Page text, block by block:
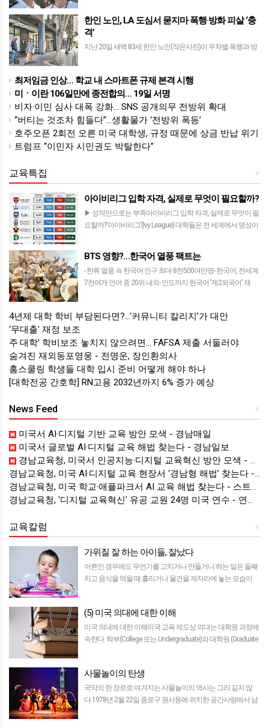
한인 노인, LA 도심서 묻지마 폭행·방화 피살 ‘충
격’
지난 20일 새벽 83세 한인 노인(작은사진)이 무차별 폭행과 방
흑인 노숙자가 무…
최저임금 인상… 학교 내 스마트폰 규제 본격 시행
미ㆍ이란 106일만에 종전합의… 19일 서명
비자·이민 심사 대폭 강화… SNS 공개의무 전방위 확대
“버티는 것조차 힘들다”…생활물가 ‘전방위 폭등’
호주오픈 2회전 오른 미국 대학생, 규정 때문에 상금 반납 위기
트럼프 “이민자 시민권도 박탈한다”
+
교육특집
아이비리그 입학 자격, 실제로 무엇이 필요할까?
▶ 성적만으로는 부족아이비리그 입학 자격, 실제로 무엇이 필
요할까?‘아이비리그’(Ivy League) 대학들은 전 세계에서 명성이
BTS 영향?…한국어 열풍 팩트는
- 한류 열풍 속 한국어 인구 최대 8천500여만명- 한국어, 전세계
7천여개 언어 중 20위 내외- 인도까지 한국어 '제2외국어' 채
4년제 대학 학비 부담된다면?…‘커뮤니티 칼리지’가 대안
‘무대출' 재정 보조
주·대학’ 학비보조 놓치지 않으려면… FAFSA 제출 서둘러야
숨겨진 재외동포영웅 - 전명운, 장인환의사
홈스쿨링 학생들 대학 입시 준비 어떻게 해야 하나
[대학전공 간호학] RN고용 2032년까지 6% 증가 예상
+
News Feed
미국서 AI·디지털 기반 교육 방안 모색 - 경남매일
미국서 글로벌 AI·디지털 교육 해법 찾는다 - 경남일보
경남교육청, 미국서 인공지능·디지털 교육혁신 방안 모색 - 웹이코노미
경남교육청, 미국 AI·디지털 교육 현장서 ‘경남형 해법’ 찾는다 - 뉴스프리존
경남교육청, 미국 학교·애플파크서 AI 교육 해법 찾는다 - 스트레이트뉴스
경남교육청, '디지털 교육혁신' 유공 교원 24명 미국 연수 - 연합뉴스
+
교육칼럼
가위질 잘 하는 아이들, 잘났다
어른인 경우에도 무언가를 고치거나 만들거나 하는 일은 둘째
치고 음식을 먹을 때 흘리거나 물건을 제자리에 놓는 모습이
(5) 미국 의대에 대한 이해
미국 의대에 대한 이해미국 교육 제도상 의대는 대학원 과정에
속한다. 학부(College 또는 Undergraduate)와 대학원 (Graduate
사물놀이의 탄생
국악의 한 장르로 여겨지는 사물놀이의 역사는 그리 길지 않
다.1978년 2월 22일 종로구 원서동에 위치한 공간사랑에서 남